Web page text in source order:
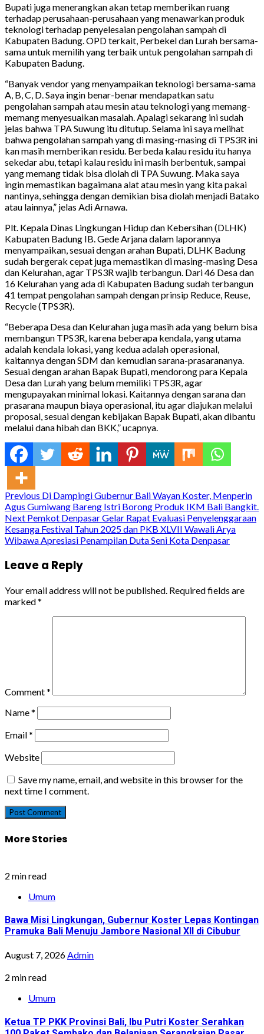
Bupati juga menerangkan akan tetap memberikan ruang
terhadap perusahaan-perusahaan yang menawarkan produk
teknologi terhadap penyelesaian pengolahan sampah di
Kabupaten Badung. OPD terkait, Perbekel dan Lurah bersama-
sama untuk memilih yang terbaik untuk pengolahan sampah di
Kabupaten Badung.
“Banyak vendor yang menyampaikan teknologi bersama-sama
A, B, C, D. Saya ingin benar-benar mendapatkan satu
pengolahan sampah atau mesin atau teknologi yang memang-
memang menyesuaikan masalah. Apalagi sekarang ini sudah
jelas bahwa TPA Suwung itu ditutup. Selama ini saya melihat
bahwa pengolahan sampah yang di masing-masing di TPS3R ini
kan masih memberikan residu. Berbeda kalau residu itu hanya
sekedar abu, tetapi kalau residu ini masih berbentuk, sampai
yang memang tidak bisa diolah di TPA Suwung. Maka saya
ingin memastikan bagaimana alat atau mesin yang kita pakai
nantinya, sehingga dengan demikian bisa diolah menjadi Batako
atau lainnya,” jelas Adi Arnawa.
Plt. Kepala Dinas Lingkungan Hidup dan Kebersihan (DLHK)
Kabupaten Badung IB. Gede Arjana dalam laporannya
menyampaikan, sesuai dengan arahan Bupati, DLHK Badung
sudah bergerak cepat juga memastikan di masing-masing Desa
dan Kelurahan, agar TPS3R wajib terbangun. Dari 46 Desa dan
16 Kelurahan yang ada di Kabupaten Badung sudah terbangun
41 tempat pengolahan sampah dengan prinsip Reduce, Reuse,
Recycle (TPS3R).
“Beberapa Desa dan Kelurahan juga masih ada yang belum bisa
membangun TPS3R, karena beberapa kendala, yang utama
adalah kendala lokasi, yang kedua adalah operasional,
kaitannya dengan SDM dan kemudian sarana-prasarananya.
Sesuai dengan arahan Bapak Bupati, mendorong para Kepala
Desa dan Lurah yang belum memiliki TPS3R, agar
mengupayakan minimal lokasi. Kaitannya dengan sarana dan
prasarana maupun biaya operasional, itu agar diajukan melalui
proposal, sesuai dengan kebijakan Bapak Bupati, akan dibantu
melalui dana hibah dan BKK,” ucapnya.
Continue
Reading
Previous Di Dampingi Gubernur Bali Wayan Koster, Menperin
Agus Gumiwang Bareng Istri Borong Produk IKM Bali Bangkit.
Next Pemkot Denpasar Gelar Rapat Evaluasi Penyelenggaraan
Kesanga Festival Tahun 2025 dan PKB XLVII Wawali Arya
Wibawa Apresiasi Penampilan Duta Seni Kota Denpasar
Leave a Reply
Your email address will not be published. Required fields are
marked*
Comment*
Name*
Email*
Website
Save my name, email, and website in this browser for the
next time I comment.
More Stories
2 min read
Umum
Bawa Misi Lingkungan, Gubernur Koster Lepas Kontingan
Pramuka Bali Menuju Jambore Nasional XII di Cibubur
August 7, 2026Admin
2 min read
Umum
Ketua TP PKK Provinsi Bali, Ibu Putri Koster Serahkan